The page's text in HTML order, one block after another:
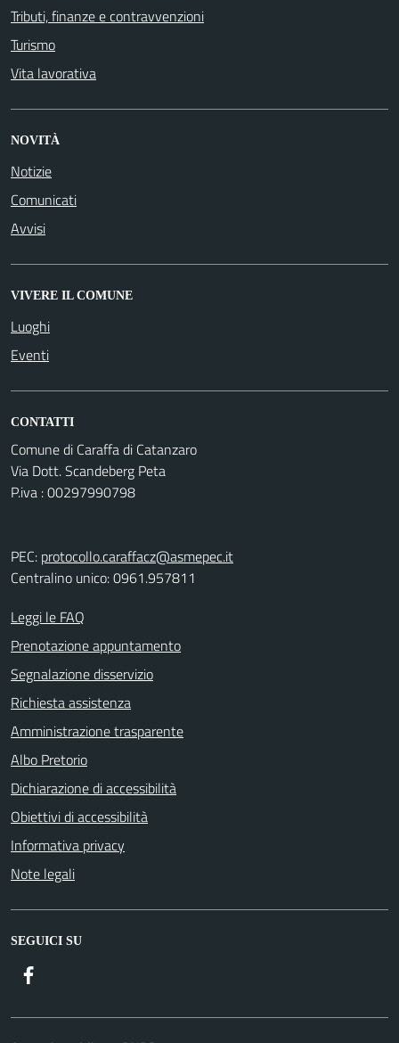
Tributi, finanze e contravvenzioni
Turismo
Vita lavorativa
NOVITÀ
Notizie
Comunicati
Avvisi
VIVERE IL COMUNE
Luoghi
Eventi
CONTATTI
Comune di Caraffa di Catanzaro
Via Dott. Scandeberg Peta
P.iva : 00297990798
PEC: protocollo.caraffacz@asmepec.it
Centralino unico: 0961.957811
Leggi le FAQ
Prenotazione appuntamento
Segnalazione disservizio
Richiesta assistenza
Amministrazione trasparente
Albo Pretorio
Dichiarazione di accessibilità
Obiettivi di accessibilità
Informativa privacy
Note legali
SEGUICI SU